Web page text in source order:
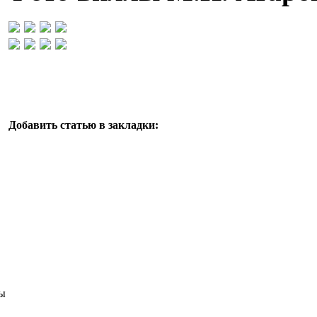
Добавить статью в закладки: